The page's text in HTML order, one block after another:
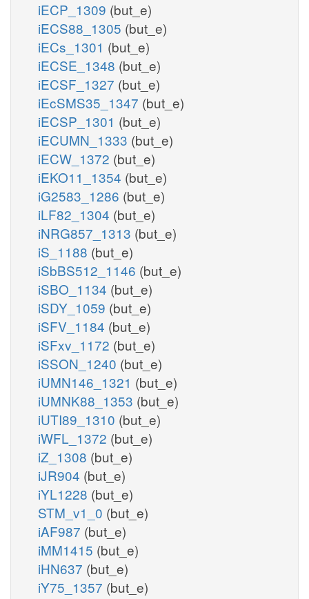
iECP_1309 (but_e)
iECS88_1305 (but_e)
iECs_1301 (but_e)
iECSE_1348 (but_e)
iECSF_1327 (but_e)
iEcSMS35_1347 (but_e)
iECSP_1301 (but_e)
iECUMN_1333 (but_e)
iECW_1372 (but_e)
iEKO11_1354 (but_e)
iG2583_1286 (but_e)
iLF82_1304 (but_e)
iNRG857_1313 (but_e)
iS_1188 (but_e)
iSbBS512_1146 (but_e)
iSBO_1134 (but_e)
iSDY_1059 (but_e)
iSFV_1184 (but_e)
iSFxv_1172 (but_e)
iSSON_1240 (but_e)
iUMN146_1321 (but_e)
iUMNK88_1353 (but_e)
iUTI89_1310 (but_e)
iWFL_1372 (but_e)
iZ_1308 (but_e)
iJR904 (but_e)
iYL1228 (but_e)
STM_v1_0 (but_e)
iAF987 (but_e)
iMM1415 (but_e)
iHN637 (but_e)
iY75_1357 (but_e)